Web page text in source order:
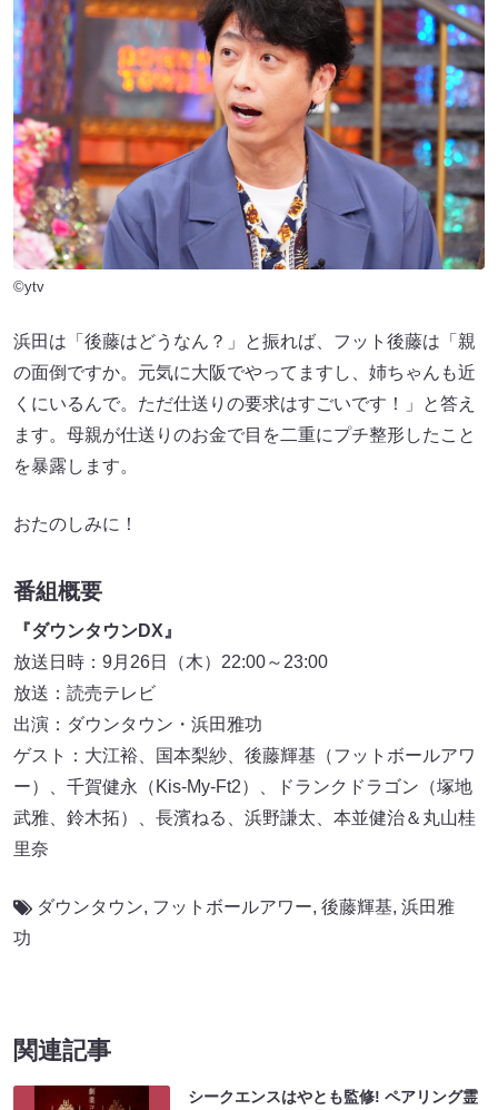
©ytv
浜田は「後藤はどうなん？」と振れば、フット後藤は「親
の面倒ですか。元気に大阪でやってますし、姉ちゃんも近
くにいるんで。ただ仕送りの要求はすごいです！」と答え
ます。母親が仕送りのお金で目を二重にプチ整形したこと
を暴露します。
おたのしみに！
番組概要
『ダウンタウンDX』
放送日時：9月26日（木）22:00～23:00
放送：読売テレビ
出演：ダウンタウン・浜田雅功
ゲスト：大江裕、国本梨紗、後藤輝基（フットボールアワ
ー）、千賀健永（Kis-My-Ft2）、ドランクドラゴン（塚地
武雅、鈴木拓）、長濱ねる、浜野謙太、本並健治＆丸山桂
里奈
ダウンタウン, フットボールアワー, 後藤輝基, 浜田雅
功
関連記事
シークエンスはやとも監修! ペアリング霊